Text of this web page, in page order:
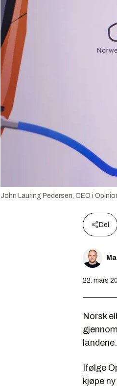
John Lauring Pedersen, CEO i
Del
22. mars
Norsk
landene.
Ifølge
kjøpe